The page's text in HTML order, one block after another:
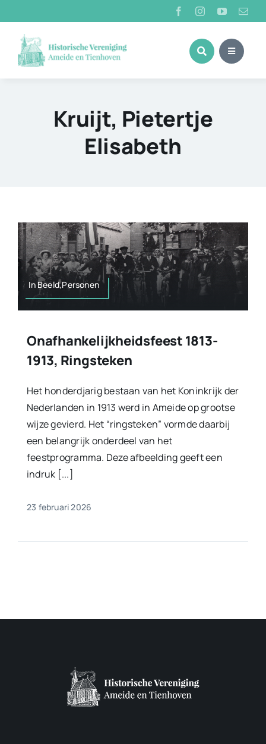
naar
inhoud
Kruijt, Pietertje
Elisabeth
In Beeld,Personen
Onafhankelijkheidsfeest 1813-
1913, Ringsteken
Het honderdjarig bestaan van het Koninkrijk der
Nederlanden in 1913 werd in Ameide op grootse
wijze gevierd. Het “ringsteken” vormde daarbij
een belangrijk onderdeel van het
feestprogramma. Deze afbeelding geeft een
indruk [...]
23 februari 2026